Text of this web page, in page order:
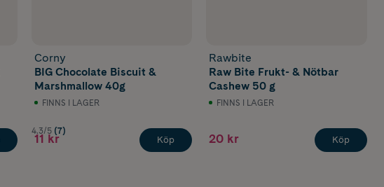
Corny
BIG Chocolate Biscuit &
Marshmallow 40g
FINNS I LAGER
4.3/5 (7)
11 kr Köp
Rawbite
Raw Bite Frukt- & Nötbar
Cashew 50 g
FINNS I LAGER
20 kr Köp